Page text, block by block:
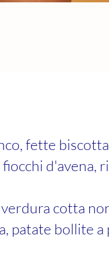
fette
d'avena,
cotta
patate bollite